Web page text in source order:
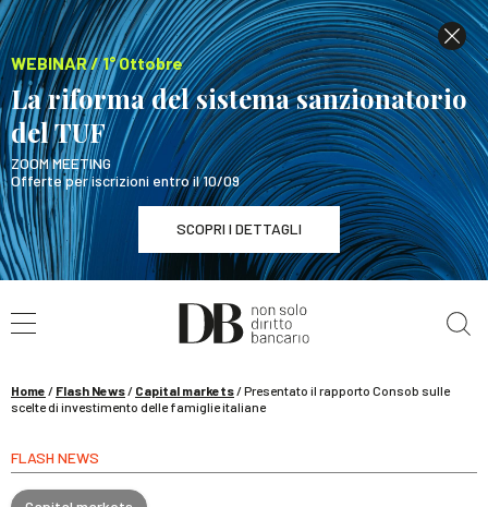
WEBINAR / 1° Ottobre
La riforma del sistema sanzionatorio
del TUF
ZOOM MEETING
Offerte per iscrizioni entro il 10/09
SCOPRI I DETTAGLI
WEBINAR / 1° Ottobre
La riforma del sistema sanzionatorio del TUF
Home / Flash News/ Capital markets/Presentato il rapporto Consob sulle
scelte di investimento delle famiglie italiane
FLASH NEWS